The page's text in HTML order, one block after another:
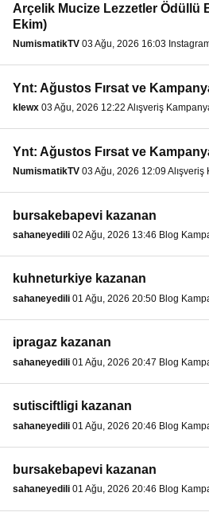
Arçelik Mucize Lezzetler Ödüllü
Ekim)
NumismatikTV 03 Ağu, 2026 16:03
Ynt: Ağustos Fırsat ve
klewx 03 Ağu, 2026 12:22 Alışveriş
Ynt: Ağustos Fırsat ve
NumismatikTV 03 Ağu, 2026 12:09 Alışveriş
bursakebapevi kazanan
sahaneyedili 02 Ağu, 2026 13:46 Blog
kuhneturkiye kazanan
sahaneyedili 01 Ağu, 2026 20:50 Blog
ipragaz kazanan
sahaneyedili 01 Ağu, 2026 20:47 Blog
sutisciftligi kazanan
sahaneyedili 01 Ağu, 2026 20:46 Blog
bursakebapevi kazanan
sahaneyedili 01 Ağu, 2026 20:46 Blog